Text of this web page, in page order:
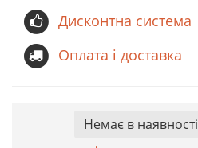
Дисконтна система
Оплата і доставка
Немає в наявностi